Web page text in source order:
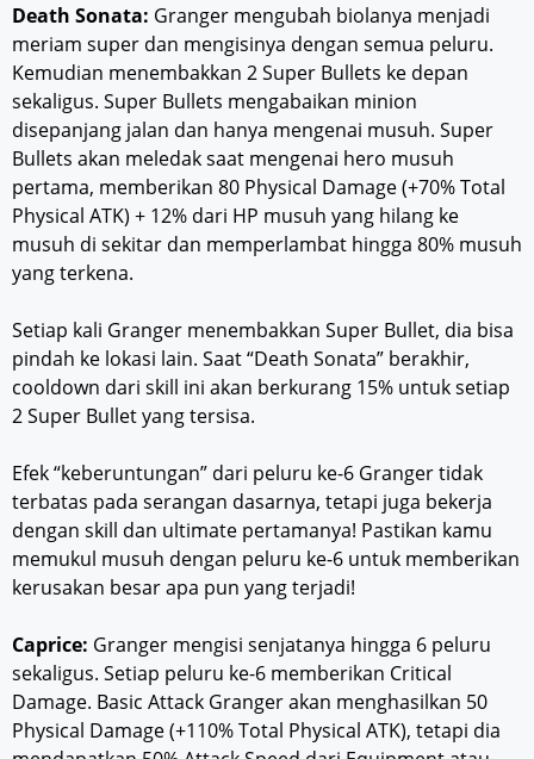
Death Sonata: Granger mengubah biolanya menjadi
meriam super dan mengisinya dengan semua peluru.
Kemudian menembakkan 2 Super Bullets ke depan
sekaligus. Super Bullets mengabaikan minion
disepanjang jalan dan hanya mengenai musuh. Super
Bullets akan meledak saat mengenai hero musuh
pertama, memberikan 80 Physical Damage (+70% Total
Physical ATK) + 12% dari HP musuh yang hilang ke
musuh di sekitar dan memperlambat hingga 80% musuh
yang terkena.
Setiap kali Granger menembakkan Super Bullet, dia bisa
pindah ke lokasi lain. Saat “Death Sonata” berakhir,
cooldown dari skill ini akan berkurang 15% untuk setiap
2 Super Bullet yang tersisa.
Efek “keberuntungan” dari peluru ke-6 Granger tidak
terbatas pada serangan dasarnya, tetapi juga bekerja
dengan skill dan ultimate pertamanya! Pastikan kamu
memukul musuh dengan peluru ke-6 untuk memberikan
kerusakan besar apa pun yang terjadi!
Caprice: Granger mengisi senjatanya hingga 6 peluru
sekaligus. Setiap peluru ke-6 memberikan Critical
Damage. Basic Attack Granger akan menghasilkan 50
Physical Damage (+110% Total Physical ATK), tetapi dia